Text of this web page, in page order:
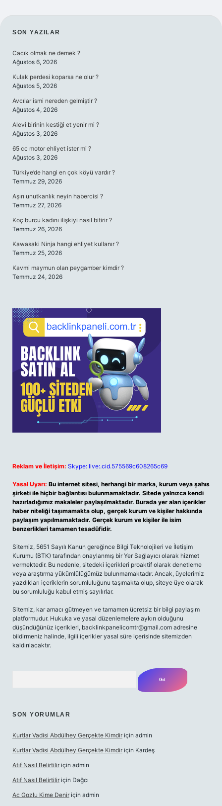
SIDEBAR
SON YAZILAR
Cacık olmak ne demek ?
Ağustos 6, 2026
Kulak perdesi koparsa ne olur ?
Ağustos 5, 2026
Avcılar ismi nereden gelmiştir ?
Ağustos 4, 2026
Alevi birinin kestiği et yenir mi ?
Ağustos 3, 2026
65 cc motor ehliyet ister mi ?
Ağustos 3, 2026
Türkiye’de hangi en çok köyü vardır ?
Temmuz 29, 2026
Aşırı unutkanlık neyin habercisi ?
Temmuz 27, 2026
Koç burcu kadını ilişkiyi nasıl bitirir ?
Temmuz 26, 2026
Kawasaki Ninja hangi ehliyet kullanır ?
Temmuz 25, 2026
Kavmi maymun olan peygamber kimdir ?
Temmuz 24, 2026
Reklam ve İletişim: Skype: live:.cid.575569c608265c69
Yasal Uyarı: Bu internet sitesi, herhangi bir marka, kurum veya şahıs
şirketi ile hiçbir bağlantısı bulunmamaktadır. Sitede yalnızca kendi
hazırladığımız makaleler paylaşılmaktadır. Burada yer alan içerikler
haber niteliği taşımamakta olup, gerçek kurum ve kişiler hakkında
paylaşım yapılmamaktadır. Gerçek kurum ve kişiler ile isim
benzerlikleri tamamen tesadüfidir.
Sitemiz, 5651 Sayılı Kanun gereğince Bilgi Teknolojileri ve İletişim
Kurumu (BTK) tarafından onaylanmış bir Yer Sağlayıcı olarak hizmet
vermektedir. Bu nedenle, sitedeki içerikleri proaktif olarak denetleme
veya araştırma yükümlülüğümüz bulunmamaktadır. Ancak, üyelerimiz
yazdıkları içeriklerin sorumluluğunu taşımakta olup, siteye üye olarak
bu sorumluluğu kabul etmiş sayılırlar.
Sitemiz, kar amacı gütmeyen ve tamamen ücretsiz bir bilgi paylaşım
platformudur. Hukuka ve yasal düzenlemelere aykırı olduğunu
düşündüğünüz içerikleri, backlinkpanelicomtr@gmail.com adresine
bildirmeniz halinde, ilgili içerikler yasal süre içerisinde sitemizden
kaldırılacaktır.
SON YORUMLAR
Kurtlar Vadisi Abdülhey Gerçekte Kimdir için admin
Kurtlar Vadisi Abdülhey Gerçekte Kimdir için Kardeş
Atıf Nasıl Belirtilir için admin
Atıf Nasıl Belirtilir için Dağcı
Ac Gozlu Kime Denir için admin